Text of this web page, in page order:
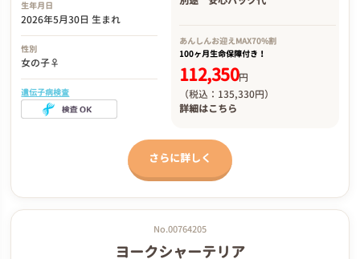
生年月日
2026年5月30日 生まれ
性別
女の子♀
遺伝子病検査
あんしんお迎え MAX70%割
100ヶ月生命保障付き！
112,350円
（税込：135,330円）
詳細はこちら
さらに詳しく
No.00764205
ヨークシャーテリア